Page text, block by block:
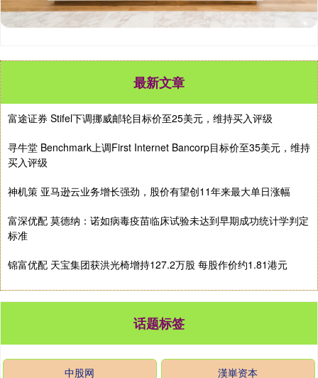
最新文章
富途证券 Stifel下调挪威邮轮目标价至25美元，维持买入评级
寻牛堂 Benchmark上调First Internet Bancorp目标价至35美元，维持
买入评级
神机策 亚马逊云业务增长强劲，股价有望创11年来最大单日涨幅
富深优配 莫德纳：诺如病毒疫苗临床试验未达到早期成功统计学判定
标准
锦富优配 天宝集团获洪光椅增持127.2万股 每股作价约1.81港元
话题标签
中股网 漢崋资本